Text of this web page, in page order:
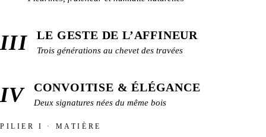
III LE GESTE DE L’AFFINEUR
Trois générations au chevet des travées
IV CONVOITISE & ÉLÉGANCE
Deux signatures nées du même bois
PILIER I · MATIÈRE